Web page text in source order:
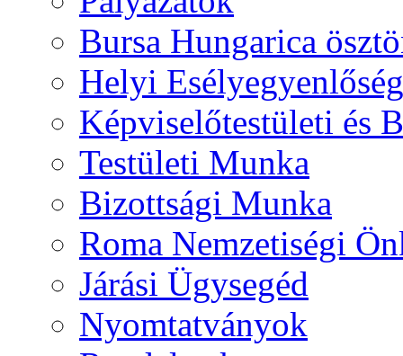
Bursa Hungarica
Helyi
Képviselőtestületi és
Testületi Munka
Bizottsági Munka
Roma Nemzetiségi
Járási Ügysegéd
Nyomtatványok